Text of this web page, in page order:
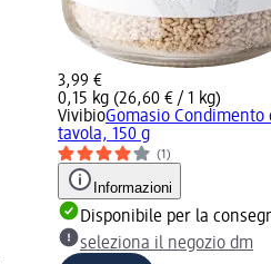
3,99 €
0,15 kg (26,60 € / 1 kg)
VivibioGomasio Condimento
tavola, 150 g
(1)
Informazioni
Disponibile per la
seleziona il negozio dm